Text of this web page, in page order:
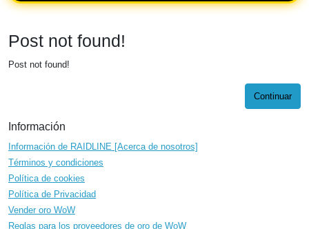
Post not found!
Post not found!
Continuar
Información
Información de RAIDLINE [Acerca de nosotros]
Términos y condiciones
Política de cookies
Política de Privacidad
Vender oro WoW
Reglas para los proveedores de oro de WoW